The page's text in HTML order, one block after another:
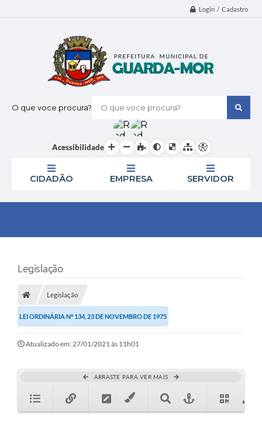
Login / Cadastro
O que voce procura?
Acessibilidade
CIDADÃO EMPRESA SERVIDOR
Legislação
Legislação
LEI ORDINÁRIA Nº 134, 23 DE NOVEMBRO DE 1975
Atualizado em: 27/01/2021 às 11h01
ARRASTE PARA VER MAIS